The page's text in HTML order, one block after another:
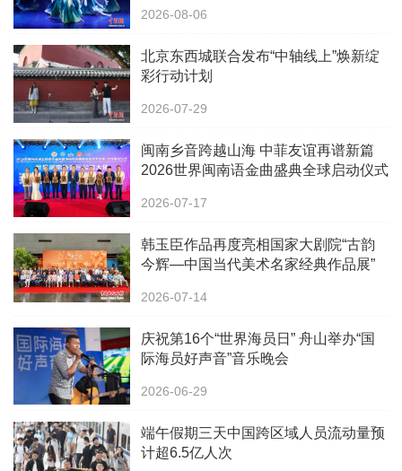
2026-08-06
北京东西城联合发布“中轴线上”焕新绽
彩行动计划
2026-07-29
闽南乡音跨越山海 中菲友谊再谱新篇
2026世界闽南语金曲盛典全球启动仪式
2026-07-17
韩玉臣作品再度亮相国家大剧院“古韵
今辉—中国当代美术名家经典作品展”
2026-07-14
庆祝第16个“世界海员日” 舟山举办“国
际海员好声音”音乐晚会
2026-06-29
端午假期三天中国跨区域人员流动量预
计超6.5亿人次